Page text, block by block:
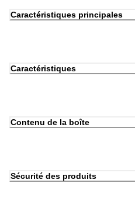
Caractéristiques principales
Caractéristiques
Contenu de la boîte
Sécurité des produits